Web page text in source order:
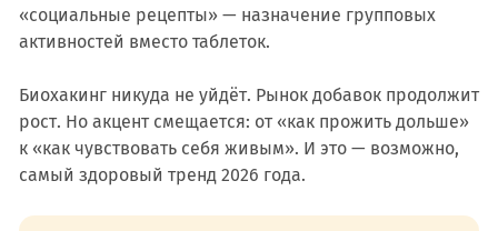
«социальные рецепты» — назначение групповых
активностей вместо таблеток.
Биохакинг никуда не уйдёт. Рынок добавок продолжит
рост. Но акцент смещается: от «как прожить дольше»
к «как чувствовать себя живым». И это — возможно,
самый здоровый тренд 2026 года.